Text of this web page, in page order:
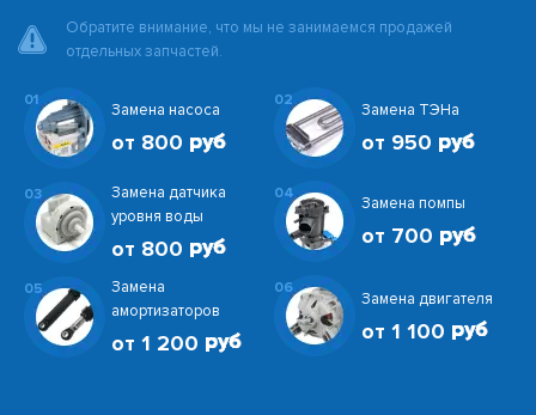
Обратите внимание, что мы не занимаемся продажей
отдельных запчастей.
01
Замена насоса
от 800
02
Замена ТЭНа
от 950
03
Замена датчика
уровня воды
от 800
04
Замена помпы
от 700
05
Замена
амортизаторов
от 1 200
06
Замена двигателя
от 1 100